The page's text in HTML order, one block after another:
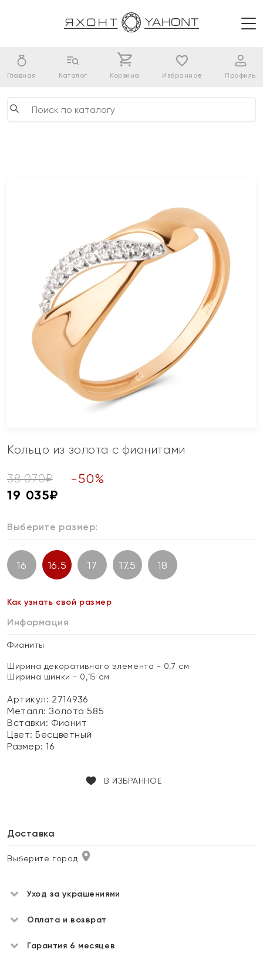
Главная Каталог Корзина Избранное Профиль
Кольцо из золота с фианитами
38 070₽ -50%
19 035₽
Выберите размер:
16 16.5 17 17.5 18
Как узнать свой размер
Информация
Фианиты
Ширина декоративного элемента - 0,7 см
Ширина шинки - 0,15 см
Артикул: 2714936
Металл:Золото 585
Вставки: Фианит
Цвет:Бесцветный
Размер:16
В ИЗБРАННОЕ
Доставка
Выберите город
Уход за украшениями
Оплата и возврат
Гарантия 6 месяцев